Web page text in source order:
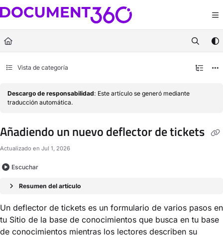
Documentation Index
Fetch the complete documentation index at:https://docs.document360.com/
Use this file to discover all available pages before exploring further.
Vista de categoría
Descargo de responsabilidad: Este artículo se generó mediante
traducción automática.
Añadiendo un nuevo deflector de tickets
Actualizado en Jul 1, 2026
Escuchar
Resumen del artículo
Un deflector de tickets es un formulario de varios pasos en
tu Sitio de la base de conocimientos que busca en tu base
de conocimientos mientras los lectores describen su